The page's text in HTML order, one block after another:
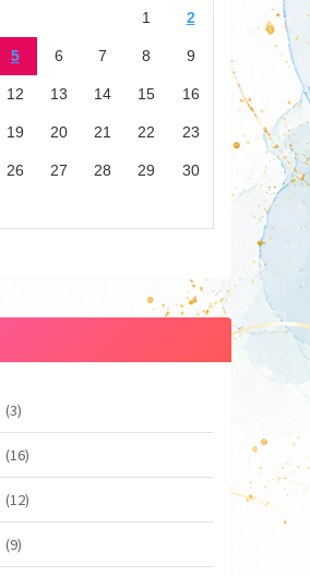
1 2
5 6 7 8 9
12 13 14 15 16
19 20 21 22 23
26 27 28 29 30
(3)
(16)
(12)
(9)